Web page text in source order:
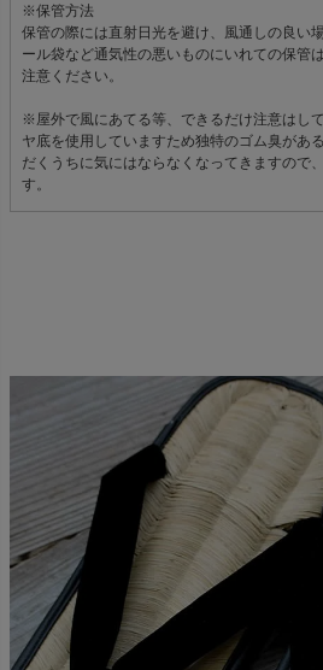
※保管方法
保管の際には直射日光を避け、風通しの良い
ール袋など通気性の悪いものにいれての保管
注意ください。
※屋外で風にあてる等、できるだけ注意はし
ヤ底を使用していますため独特のゴム臭があ
だくうちに気にはならなくなってきますので
す。